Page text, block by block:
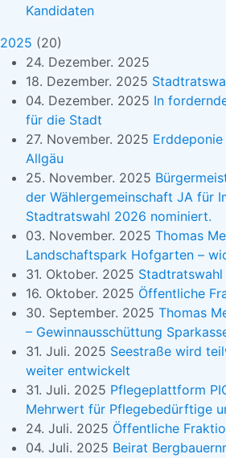
Kandidaten
2025 (20)
24. Dezember. 2025
18. Dezember. 2025
04. Dezember. 2025 In
für die Stadt
27. November. 2025
Allgäu
25. November. 2025
der Wählergemeinschaft JA für
Stadtratswahl 2026 nominiert.
03. November. 2025 Thomas
Landschaftspark Hofgarten –
31. Oktober. 2025
16. Oktober. 2025 Öffentliche
30. September. 2025 Thomas
– Gewinnausschüttung
31. Juli. 2025 Seestraße wird
weiter entwickelt
31. Juli. 2025 Pflegeplattform
Mehrwert für Pflegebedürftige
24. Juli. 2025 Öffentliche
04. Juli. 2025 Beirat